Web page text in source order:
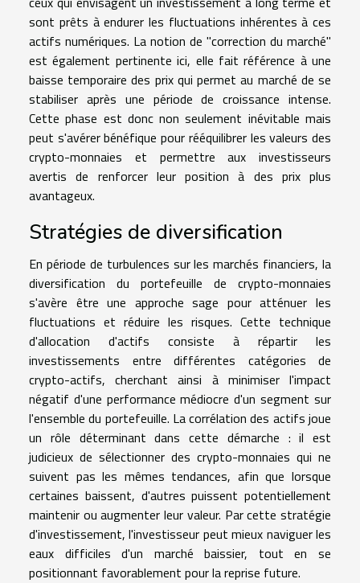
sont prêts à endurer les fluctuations inhérentes à ces
actifs numériques. La notion de "correction du marché"
est également pertinente ici, elle fait référence à une
baisse temporaire des prix qui permet au marché de se
stabiliser après une période de croissance intense.
Cette phase est donc non seulement inévitable mais
peut s'avérer bénéfique pour rééquilibrer les valeurs des
crypto-monnaies et permettre aux investisseurs
avertis de renforcer leur position à des prix plus
avantageux.
Stratégies de diversification
En période de turbulences sur les marchés financiers, la
diversification du portefeuille de crypto-monnaies
s'avère être une approche sage pour atténuer les
fluctuations et réduire les risques. Cette technique
d'allocation d'actifs consiste à répartir les
investissements entre différentes catégories de
crypto-actifs, cherchant ainsi à minimiser l'impact
négatif d'une performance médiocre d'un segment sur
l'ensemble du portefeuille. La corrélation des actifs joue
un rôle déterminant dans cette démarche : il est
judicieux de sélectionner des crypto-monnaies qui ne
suivent pas les mêmes tendances, afin que lorsque
certaines baissent, d'autres puissent potentiellement
maintenir ou augmenter leur valeur. Par cette stratégie
d'investissement, l'investisseur peut mieux naviguer les
eaux difficiles d'un marché baissier, tout en se
positionnant favorablement pour la reprise future.